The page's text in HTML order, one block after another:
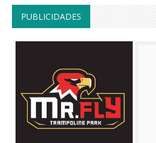
PUBLICIDADES